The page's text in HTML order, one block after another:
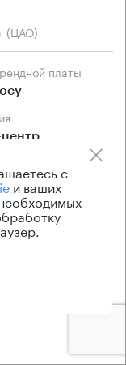
(ЦАО)
платы
с
и ваших